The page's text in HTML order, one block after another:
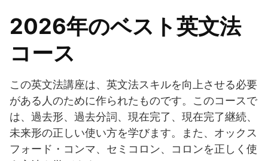
2026年のベスト英文法
コース
この英文法講座は、英文法スキルを向上させる必要
がある人のために作られたものです。このコースで
は、過去形、過去分詞、現在完了、現在完了継続、
未来形の正しい使い方を学びます。また、オックス
フォード・コンマ、セミコロン、コロンを正しく使